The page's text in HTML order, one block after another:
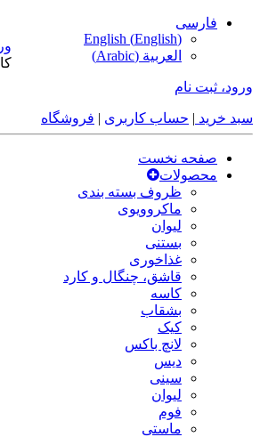
فارسی
English (English)
العربية (
Arabic
)
ورود، ثبت نام
سبد خرید | حساب کاربری | فروشگاه
صفحه نخست
محصولات
ظروف بسته بندی
ماکروویوی
لیوان
بستنی
غذاخوری
قاشق، چنگال و کارد
کاسه
بشقاب
کیک
لانچ باکس
دیس
سینی
لیوان
فوم
ماستی